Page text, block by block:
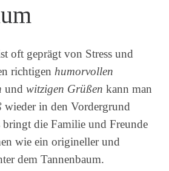
oft geprägt von Stress und
richtigen humorvollen
und witzigen Grüßen kann man
wieder in den Vordergrund
die Familie und Freunde
wie ein origineller und
dem Tannenbaum.